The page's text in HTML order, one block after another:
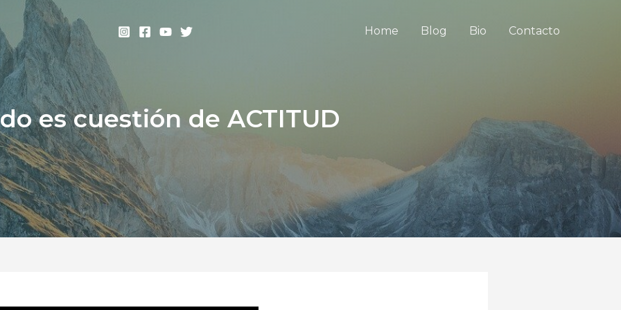
Home Blog Bio Contacto
es cuestión de ACTITUD